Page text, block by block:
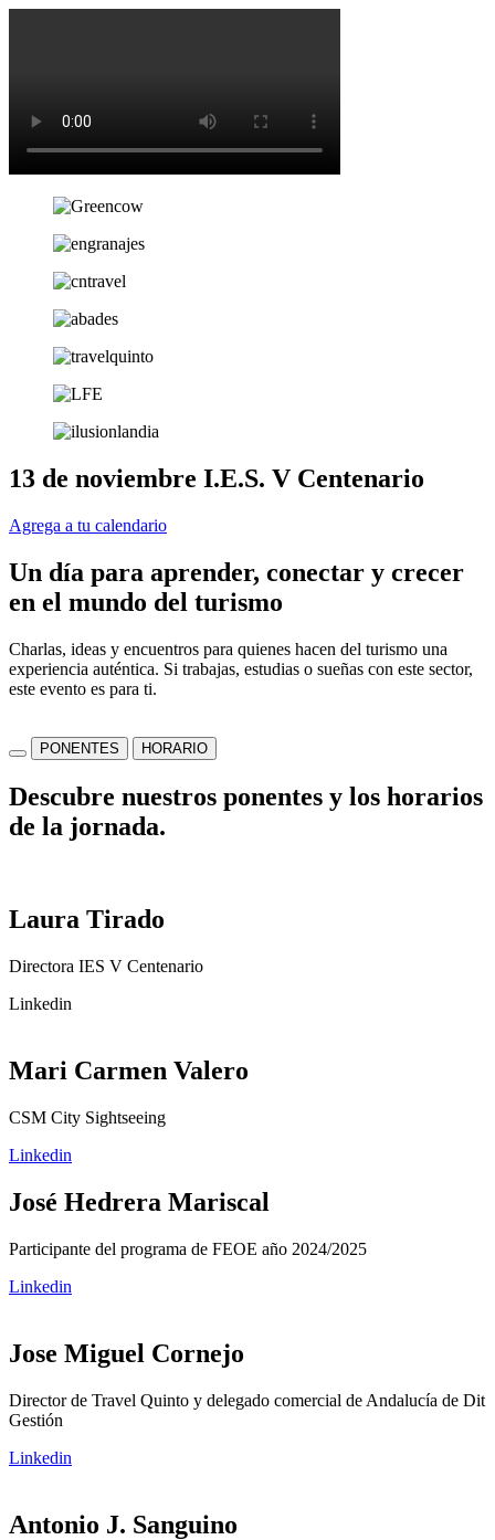
13 de noviembre I.E.S. V Centenario
Agrega a tu calendario
Un día para aprender, conectar y crecer
en el mundo del turismo
Charlas, ideas y encuentros para quienes hacen del turismo una
experiencia auténtica. Si trabajas, estudias o sueñas con este sector,
este evento es para ti.
PONENTES HORARIO
Descubre nuestros ponentes y los horarios
de la jornada.
Laura Tirado
Directora IES V Centenario
Linkedin
Mari Carmen Valero
CSM City Sightseeing
Linkedin
José Hedrera Mariscal
Participante del programa de FEOE año 2024/2025
Linkedin
Jose Miguel Cornejo
Director de Travel Quinto y delegado comercial de Andalucía de Dit
Gestión
Linkedin
Antonio J. Sanguino